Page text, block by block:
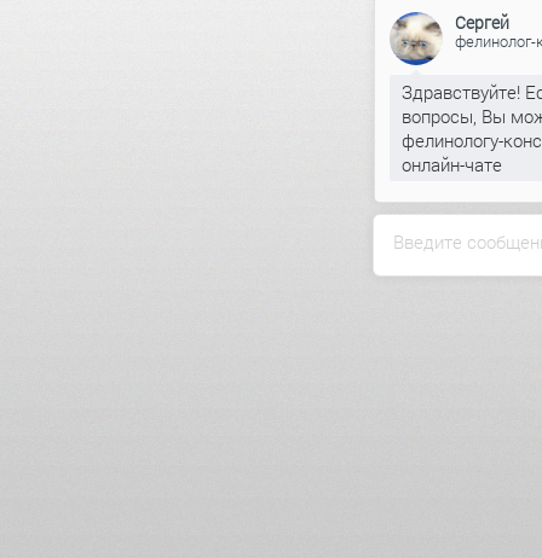
Введите
Сергей
фелинолог-
Здравствуйте!
вопросы, Вы
фелинологу-
онлайн-чате